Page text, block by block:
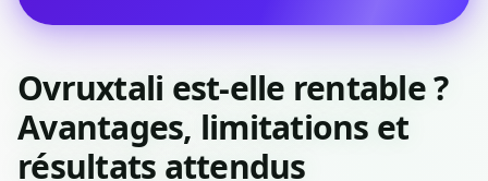
Ovruxtali est-elle rentable ?
Avantages, limitations et
résultats attendus